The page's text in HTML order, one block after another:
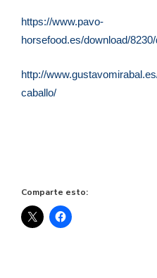
https://www.pavo-
horsefood.es/download/
http://
caballo/
Comparte esto: